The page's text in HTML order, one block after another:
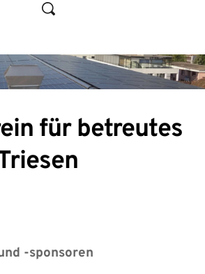
für betreutes
-sponsoren